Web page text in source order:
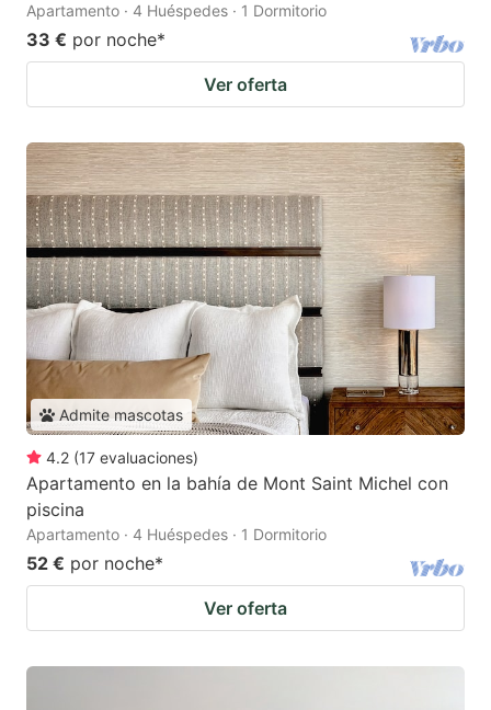
Apartamento · 4 Huéspedes · 1 Dormitorio
33 € por noche*
Ver oferta
Admite mascotas
4.2 (17 evaluaciones)
Apartamento en la bahía de Mont Saint Michel con
piscina
Apartamento · 4 Huéspedes · 1 Dormitorio
52 € por noche*
Ver oferta